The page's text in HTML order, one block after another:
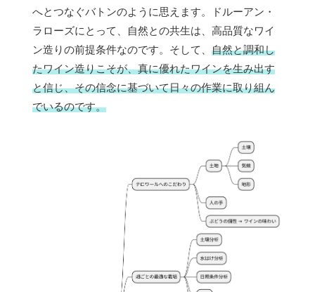
へとつなぐバトンのように思えます。ドルーアン・
ラローズにとって、自然との共生は、高品質なワイ
ン造りの前提条件なのです。そして、 自然と調和し
たワイン造りこそが、真に優れたワインを生み出す
と信じ、その信念に基づいて日々の作業に取り組ん
でいるのです。